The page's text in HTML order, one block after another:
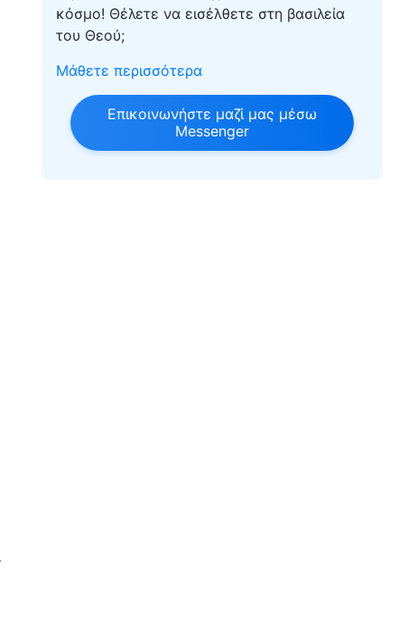
κόσμο! Θέλετε να εισέλθετε στη βασιλεία
του Θεού;
Μάθετε περισσότερα
Επικοινωνήστε μαζί μας μέσω
Messenger